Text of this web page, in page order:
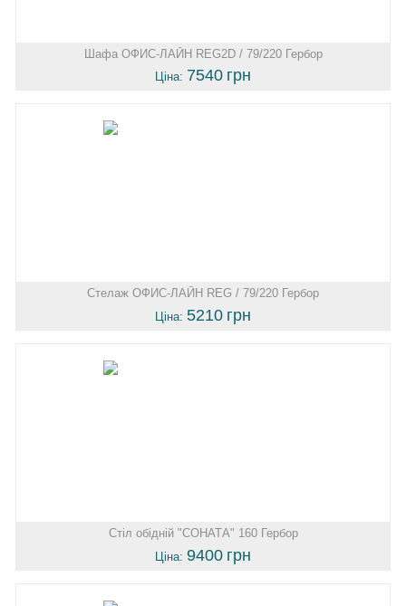
Шафа ОФИС-ЛАЙН REG2D / 79/220 Гербор
Ціна: 7540 грн
Стелаж ОФИС-ЛАЙН REG / 79/220 Гербор
Ціна: 5210 грн
Стіл обідній "СОНАТА" 160 Гербор
Ціна: 9400 грн